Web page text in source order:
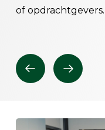
of opdrachtgevers.